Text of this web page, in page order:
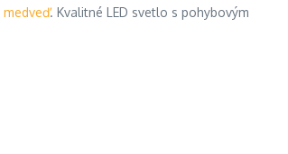
medveď. Kvalitné LED svetlo s pohybovým